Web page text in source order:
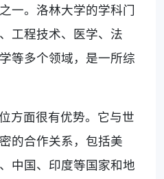
一。洛林大学的学科门
工程技术、医学、法
等多个领域，是一所综
方面很有优势。它与世
的合作关系，包括美
中国、印度等国家和地